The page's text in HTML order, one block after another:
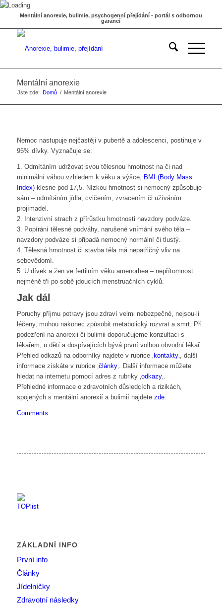
Mentální anorexie, bulimie, psychogenní přejídání - portál s odbornou
garancí
Mentální anorexie
Jste zde: Domů / Mentální anorexie
Nemoc nastupuje nejčastěji v pubertě a adolescenci, postihuje v
95% dívky. Vyznačuje se:
1. Odmítáním udržovat svou tělesnou hmotnost na či nad
minimální váhou vzhledem k věku a výšce, BMI (Body Mass
Index)klesne pod 17,5. Nízkou hmotnost si nemocný způsobuje
sám – odmítáním jídla, cvičením, zvracením či užíváním
projímadel.
2. Intenzivní strach z přírůstku hmotnosti navzdory podváze.
3. Popírání tělesné podváhy, narušené vnímání svého těla –
navzdory podváze si připadá nemocný normální či tlustý.
4. Tělesná hmotnost či stavba těla má nepatřičný vliv na
sebevědomí.
5. U dívek a žen ve fertilním věku amenorhea – nepřítomnost
nejméně tří po sobě jdoucích menstruačních cyklů.
Jak dál
Poruchy příjmu potravy jsou zdraví velmi nebezpečné, nejsou-li
léčeny, mohou nakonec způsobit metabolický rozvrat a smrt. Při
podezření na anorexii či bulimii doporučujeme konzultaci s
lékařem, u dětí a dospívajících bývá první volbou obvodní lékař.
Přehled odkazů na odborníky najdete v rubrice ‚ kontakty‚, další
informace získáte v rubrice ‚články‚. Další informace můžete
hledat na internetu pomocí adres z rubriky ‚odkazy‚.
Přehledné informace o zdravotních důsledcích a rizikách,
spojených s mentální anorexií a bulimií najdete zde.
Comments
ZÁKLADNÍ INFO
První info
Články
Jídelníčky
Zdravotní následky